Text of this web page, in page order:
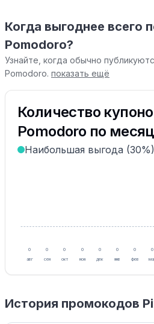
Когда выгоднее всего
Pomodoro?
Узнайте, когда обычно
Pomodoro. показать ещё
Количество
Pomodoro по
Наибольшая выгода (30%)
0
авг
0
сен
0
окт
0
ноя
0
дек
0
янв
0
фев
0
История промокодов